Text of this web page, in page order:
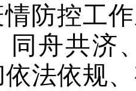
防控工
同舟共济
法依规